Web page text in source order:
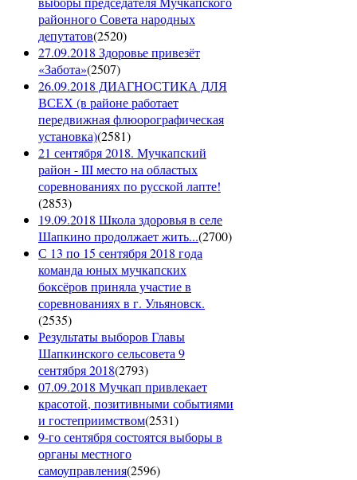
районного Совета народных
депутатов(2520)
27.09.2018 Здоровье привезёт
«Забота»(2507)
26.09.2018 ДИАГНОСТИКА ДЛЯ
ВСЕХ (в районе работает
передвижная флюорографическая
установка)(2581)
21 сентября 2018. Мучкапский
район - III место на областых
соревнованиях по русской лапте!
(2853)
19.09.2018 Школа здоровья в селе
Шапкино продолжает жить...(2700)
С 13 по 15 сентября 2018 года
команда юных мучкапских
боксёров приняла участие в
соревнованиях в г. Ульяновск.
(2535)
Результаты выборов Главы
Шапкинского сельсовета 9
сентября 2018(2793)
07.09.2018 Мучкап привлекает
красотой, позитивными событиями
и гостеприимством(2531)
9-го сентября состоятся выборы в
органы местного
самоуправления(2596)